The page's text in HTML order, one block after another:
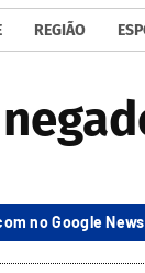
REGIÃO
no Google News